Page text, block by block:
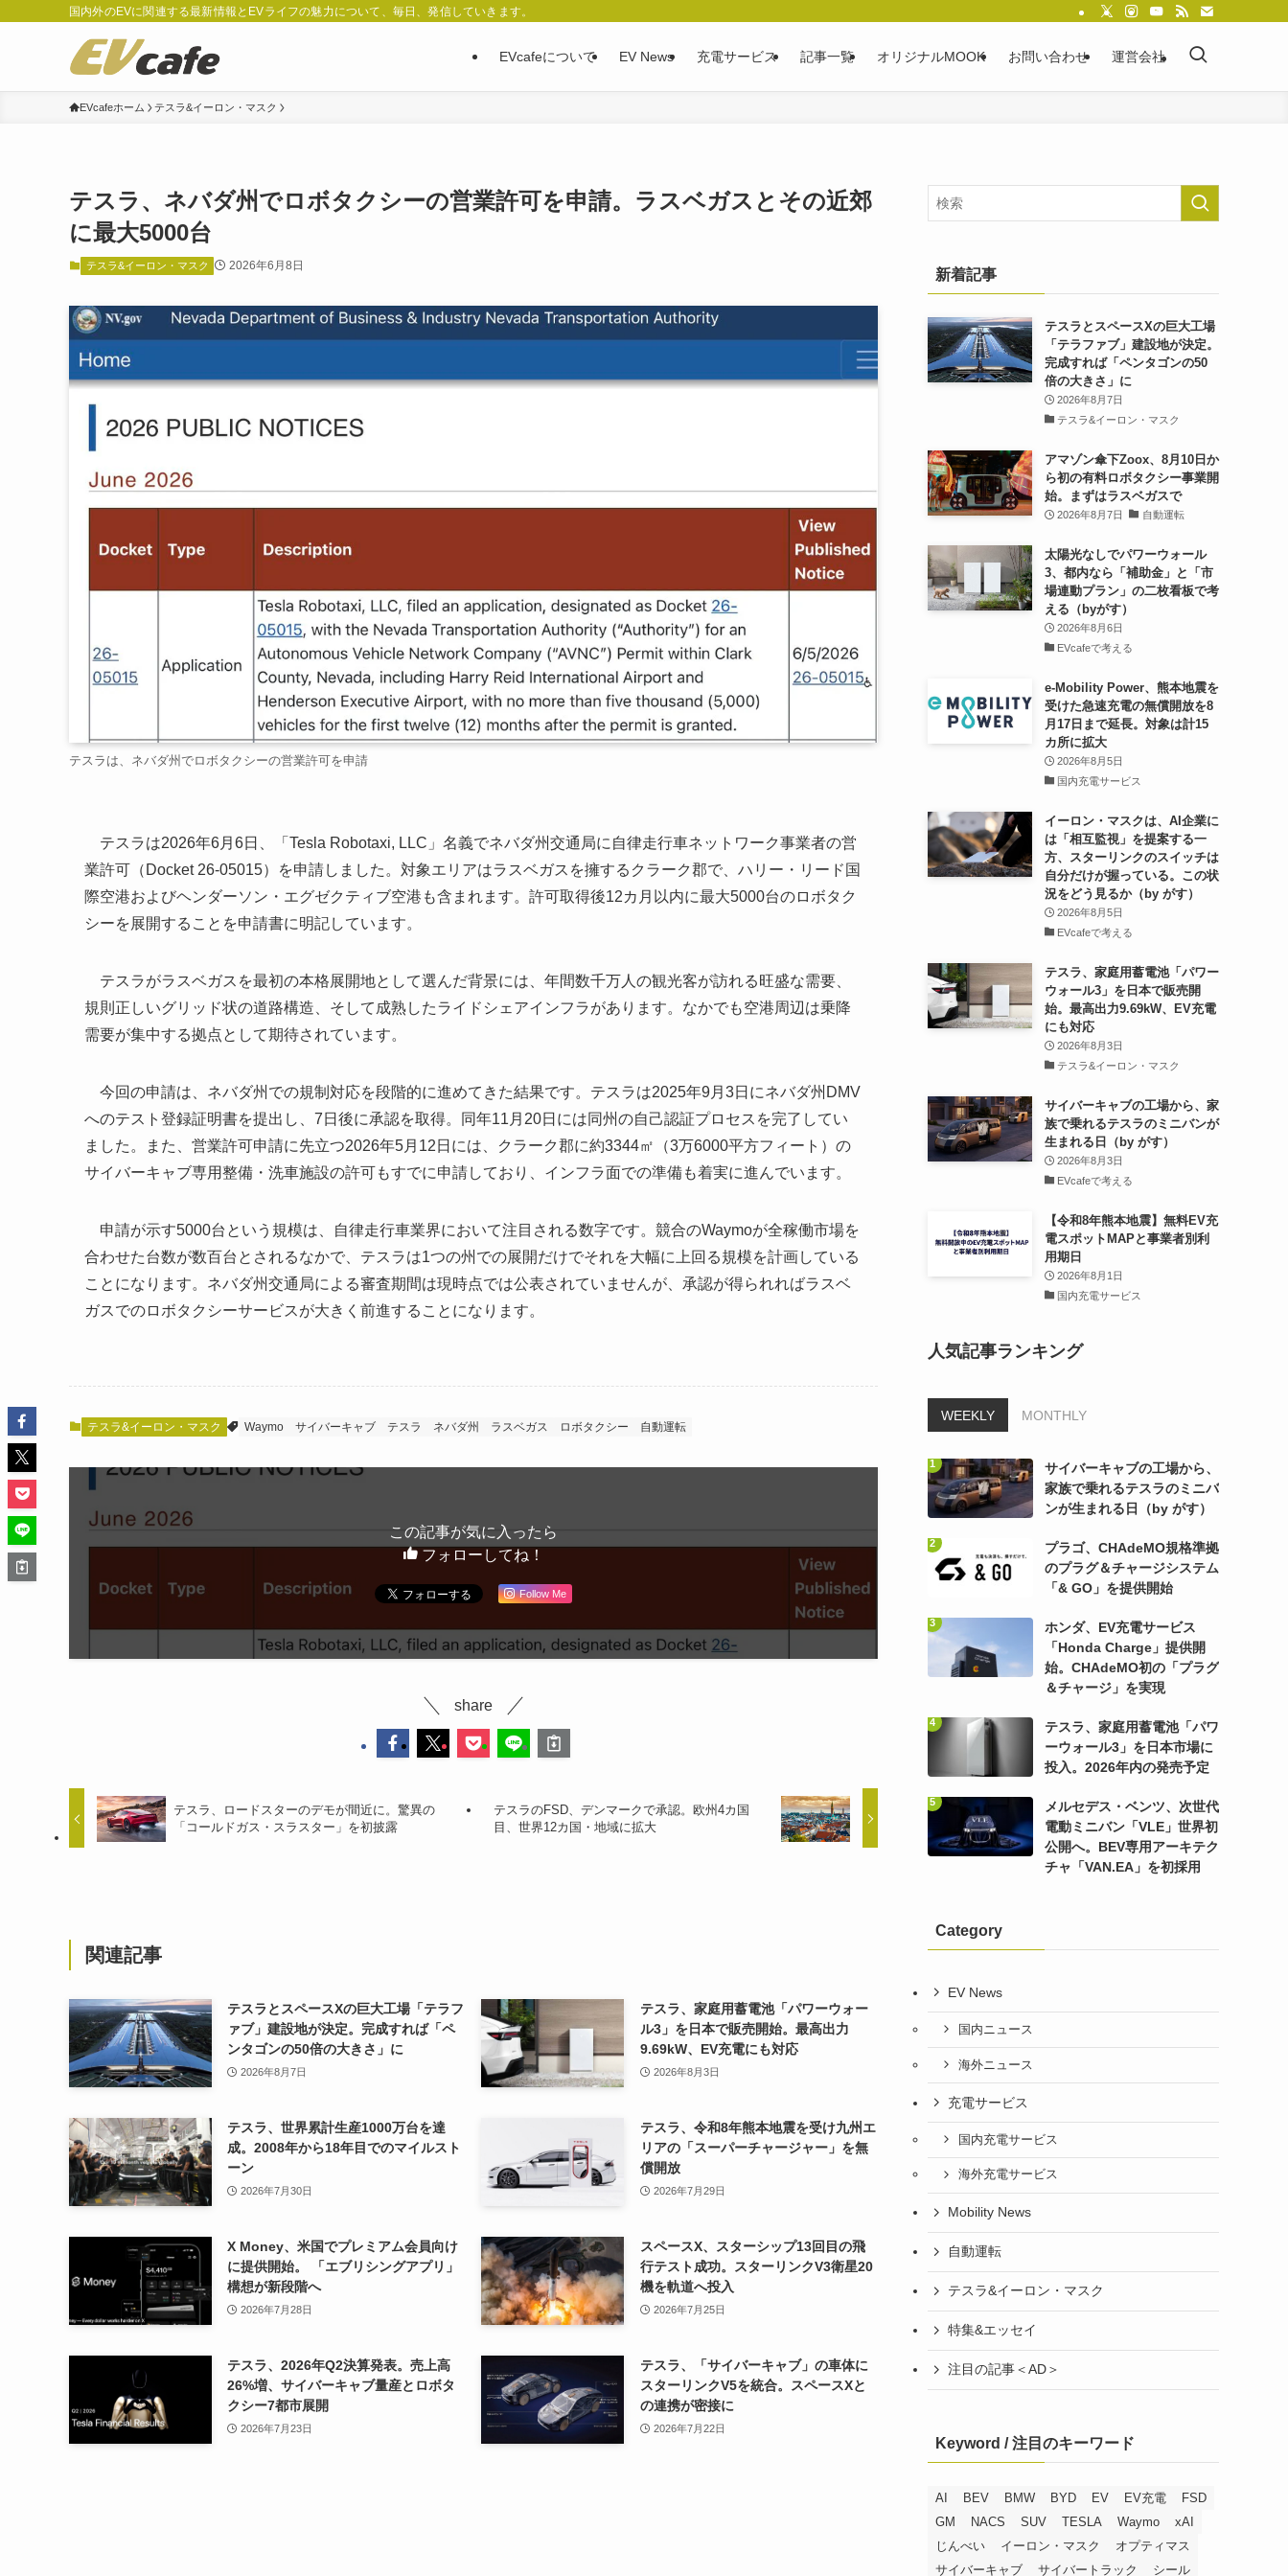
国内外のEVに関連する最新情報とEVライフの魅力について、毎日、発信していきます。
EVcafeについて EV News 充電サービス 記事一覧 オリジナルMOOK お問い合わせ 運営会社
EVcafeホーム テスラ&イーロン・マスク
テスラ、ネバダ州でロボタクシーの営業許可を申請。ラスベガスとその近郊
に最大5000台
テスラ&イーロン・マスク 2026年6月8日
テスラは、ネバダ州でロボタクシーの営業許可を申請
テスラは2026年6月6日、「Tesla Robotaxi, LLC」名義でネバダ州交通局に自律走行車ネットワーク事業者の営
業許可（Docket 26-05015）を申請しました。対象エリアはラスベガスを擁するクラーク郡で、ハリー・リード国
際空港およびヘンダーソン・エグゼクティブ空港も含まれます。許可取得後12カ月以内に最大5000台のロボタク
シーを展開することを申請書に明記しています。
テスラがラスベガスを最初の本格展開地として選んだ背景には、年間数千万人の観光客が訪れる旺盛な需要、
規則正しいグリッド状の道路構造、そして成熟したライドシェアインフラがあります。なかでも空港周辺は乗降
需要が集中する拠点として期待されています。
今回の申請は、ネバダ州での規制対応を段階的に進めてきた結果です。テスラは2025年9月3日にネバダ州DMV
へのテスト登録証明書を提出し、7日後に承認を取得。同年11月20日には同州の自己認証プロセスを完了してい
ました。また、営業許可申請に先立つ2026年5月12日には、クラーク郡に約3344㎡（3万6000平方フィート）の
サイバーキャブ専用整備・洗車施設の許可もすでに申請しており、インフラ面での準備も着実に進んでいます。
申請が示す5000台という規模は、自律走行車業界において注目される数字です。競合のWaymoが全稼働市場を
合わせた台数が数百台とされるなかで、テスラは1つの州での展開だけでそれを大幅に上回る規模を計画している
ことになります。ネバダ州交通局による審査期間は現時点では公表されていませんが、承認が得られればラスベ
ガスでのロボタクシーサービスが大きく前進することになります。
テスラ&イーロン・マスク Waymo サイバーキャブ テスラ ネバダ州 ラスベガス ロボタクシー 自動運転
この記事が気に入ったら
フォローしてね！
Follow Me
share
テスラ、ロードスターのデモが間近に。驚異の
「コールドガス・スラスター」を初披露
テスラのFSD、デンマークで承認。欧州4カ国
目、世界12カ国・地域に拡大
関連記事
テスラとスペースXの巨大工場「テラフ
ァブ」建設地が決定。完成すれば「ペ
ンタゴンの50倍の大きさ」に
2026年8月7日
テスラ、家庭用蓄電池「パワーウォー
ル3」を日本で販売開始。最高出力
9.69kW、EV充電にも対応
2026年8月3日
テスラ、世界累計生産1000万台を達
成。2008年から18年目でのマイルスト
ーン
2026年7月30日
テスラ、令和8年熊本地震を受け九州エ
リアの「スーパーチャージャー」を無
償開放
2026年7月29日
X Money、米国でプレミアム会員向け
に提供開始。 「エブリシングアプリ」
構想が新段階へ
2026年7月28日
スペースX、スターシップ13回目の飛
行テスト成功。スターリンクV3衛星20
機を軌道へ投入
2026年7月25日
テスラ、2026年Q2決算発表。売上高
26%増、サイバーキャブ量産とロボタ
クシー7都市展開
2026年7月23日
テスラ、「サイバーキャブ」の車体に
スターリンクV5を統合。スペースXと
の連携が密接に
2026年7月22日
新着記事
テスラとスペースXの巨大工場
「テラファブ」建設地が決定。
完成すれば「ペンタゴンの50
倍の大きさ」に
2026年8月7日
テスラ&イーロン・マスク
アマゾン傘下Zoox、8月10日か
ら初の有料ロボタクシー事業開
始。まずはラスベガスで
2026年8月7日 自動運転
太陽光なしでパワーウォール
3、都内なら「補助金」と「市
場連動プラン」の二枚看板で考
える（byがす）
2026年8月6日
EVcafeで考える
e-Mobility Power、熊本地震を
受けた急速充電の無償開放を8
月17日まで延長。対象は計15
カ所に拡大
2026年8月5日
国内充電サービス
イーロン・マスクは、AI企業に
は「相互監視」を提案する一
方、スターリンクのスイッチは
自分だけが握っている。この状
況をどう見るか（by がす）
2026年8月5日
EVcafeで考える
テスラ、家庭用蓄電池「パワー
ウォール3」を日本で販売開
始。最高出力9.69kW、EV充電
にも対応
2026年8月3日
テスラ&イーロン・マスク
サイバーキャブの工場から、家
族で乗れるテスラのミニバンが
生まれる日（by がす）
2026年8月3日
EVcafeで考える
【令和8年熊本地震】無料EV充
電スポットMAPと事業者別利
用期日
2026年8月1日
国内充電サービス
人気記事ランキング
WEEKLY MONTHLY
サイバーキャブの工場から、
家族で乗れるテスラのミニバ
ンが生まれる日（by がす）
プラゴ、CHAdeMO規格準拠
のプラグ＆チャージシステム
「& GO」を提供開始
ホンダ、EV充電サービス
「Honda Charge」提供開
始。CHAdeMO初の「プラグ
＆チャージ」を実現
テスラ、家庭用蓄電池「パワ
ーウォール3」を日本市場に
投入。2026年内の発売予定
メルセデス・ベンツ、次世代
電動ミニバン「VLE」世界初
公開へ。BEV専用アーキテク
チャ「VAN.EA」を初採用
Category
EV News
国内ニュース
海外ニュース
充電サービス
国内充電サービス
海外充電サービス
Mobility News
自動運転
テスラ&イーロン・マスク
特集&エッセイ
注目の記事＜AD＞
Keyword / 注目のキーワード
AI BEV BMW BYD EV EV充電
FSD
GM
NACS SUV TESLA Waymo
xAI
じんべい
イーロン・マスク
オプティマス
サイバーキャブ
サイバートラック シール